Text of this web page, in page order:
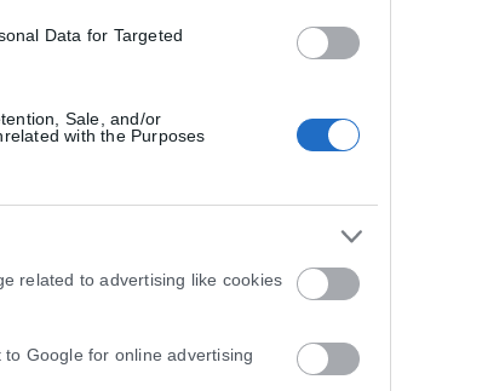
Data for Targeted
Sale, and/or
with the Purposes
related to advertising like cookies
Google for online advertising